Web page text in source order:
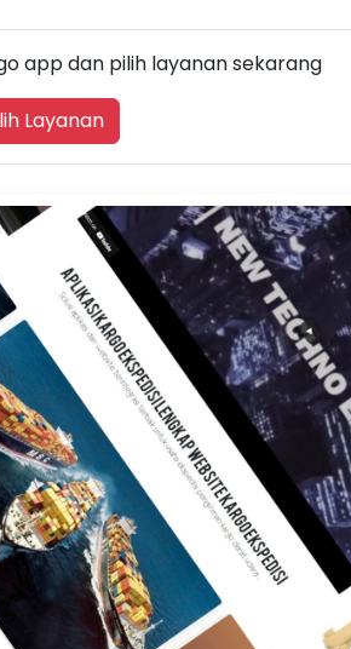
app dan pilih layanan sekarang
Layanan